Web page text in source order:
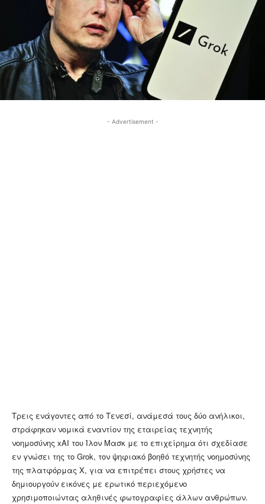
- Advertisement -
Τρεις ενάγοντες από το Τενεσί, ανάμεσά τους δύο ανήλικοι,
στράφηκαν νομικά εναντίον της εταιρείας τεχνητής
νοημοσύνης xAI του Ίλον Μασκ με το επιχείρημα ότι σχεδίασε
εν γνώσει της το Grok, τον ψηφιακό βοηθό τεχνητής νοημοσύνης
της πλατφόρμας X, για να επιτρέπει στους χρήστες να
δημιουργούν εικόνες με ερωτικό περιεχόμενο
χρησιμοποιώντας αληθινές φωτογραφίες άλλων ανθρώπων.